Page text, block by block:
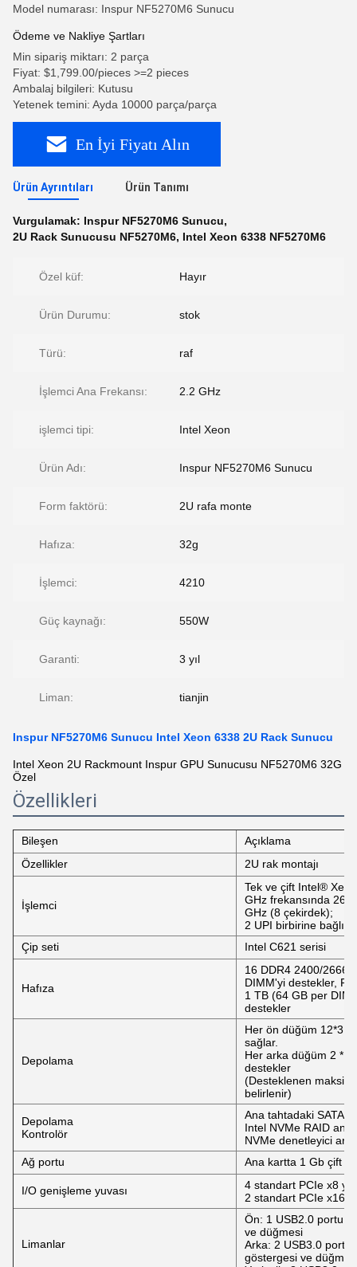
Model numarası: Inspur NF5270M6 Sunucu
Ödeme ve Nakliye Şartları
Min sipariş miktarı: 2 parça
Fiyat: $1,799.00/pieces >=2 pieces
Ambalaj bilgileri: Kutusu
Yetenek temini: Ayda 10000 parça/parça
En İyi Fiyatı Alın
Ürün Ayrıntıları Ürün Tanımı
Vurgulamak: Inspur NF5270M6 Sunucu,
2U Rack Sunucusu NF5270M6, Intel Xeon 6338 NF5270M6
Özel küf: Hayır
Ürün Durumu: stok
Türü: raf
İşlemci Ana Frekansı: 2.2 GHz
işlemci tipi: Intel Xeon
Ürün Adı: Inspur NF5270M6 Sunucu
Form faktörü: 2U rafa monte
Hafıza: 32g
İşlemci: 4210
Güç kaynağı: 550W
Garanti: 3 yıl
Liman: tianjin
Inspur NF5270M6 Sunucu Intel Xeon 6338 2U Rack Sunucu
Intel Xeon 2U Rackmount Inspur GPU Sunucusu NF5270M6 32G
Özel
Özellikleri
Bileşen
Açıklama
Özellikler
2U rak montajı
İşlemci
Tek ve çift Intel®
GHz frekansında 26
GHz (8 çekirdek);
2 UPI birbirine bağlı
Çip seti
Intel C621 serisi
Hafıza
16 DDR4 2400/2666/
DIMM'yi destekler,
1 TB (64 GB per
destekler
Depolama
Her ön düğüm
sağlar.
Her arka düğüm 2 *
destekler
(Desteklenen
belirlenir)
Depolama
Kontrolör
Ana tahtadaki SATA
Intel NVMe RAID
NVMe denetleyici
Ağ portu
Ana kartta 1 Gb çift
I/O genişleme yuvası
4 standart PCIe x8
2 standart PCIe x16
Limanlar
Ön: 1 USB2.0 portu,
ve düğmesi
Arka: 2 USB3.0
göstergesi ve